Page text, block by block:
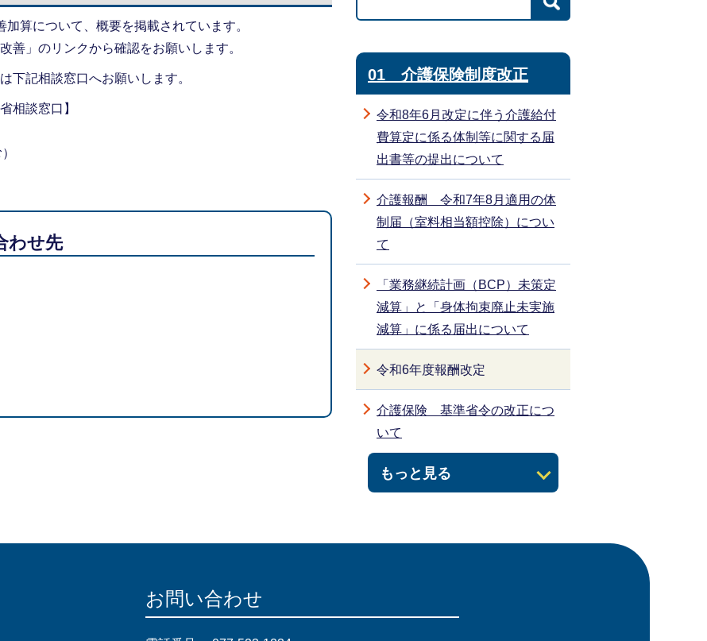
算について、概要を掲載されています。
善」のリンクから確認をお願いします。
下記相談窓口へお願いします。
相談窓口】
わせ先
01 介護保険制度改正
令和8年6月改定に伴う介護給付
費算定に係る体制等に関する届
出書等の提出について
介護報酬 令和7年8月適用の体
制届（室料相当額控除）につい
て
「業務継続計画（BCP）未策定
減算」と「身体拘束廃止未実施
減算」に係る届出について
もっと見る
令和6年度報酬改定
介護保険 基準省令の改正につ
いて
お問い合わせ